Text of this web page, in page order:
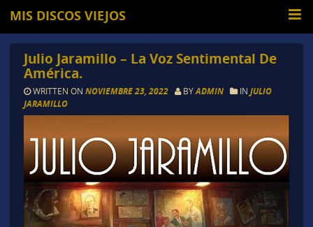
MIS DISCOS VIEJOS
Julio Jaramillo – La Voz Sentimental De
América.
WRITTEN ON NOVIEMBRE 23, 2022 BYADMIN IN JULIO
JARAMILLO